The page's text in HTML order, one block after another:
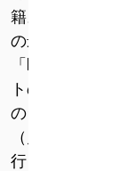
籍。2010年に
の最終選考に残
「HAKUTO」
トの輸送サー
のランダー（
（月面探査車
行うためのゲ